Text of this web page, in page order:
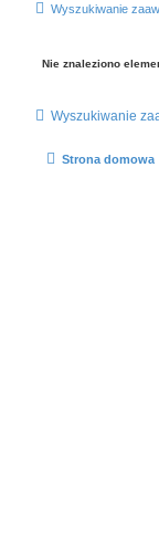
Wyszukiwanie
Nie znaleziono
Wyszukiwanie
Strona domowa